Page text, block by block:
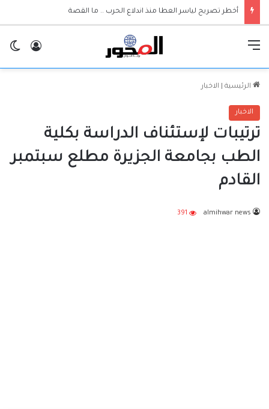
أخطر تصريح لياسر العطا منذ اندلاع الحرب .. ما القصة
الرئيسية الاخبار
الاخبار
ترتيبات لإستئناف الدراسة بكلية
الطب بجامعة الجزيرة مطلع سبتمبر
القادم
almihwar news
391